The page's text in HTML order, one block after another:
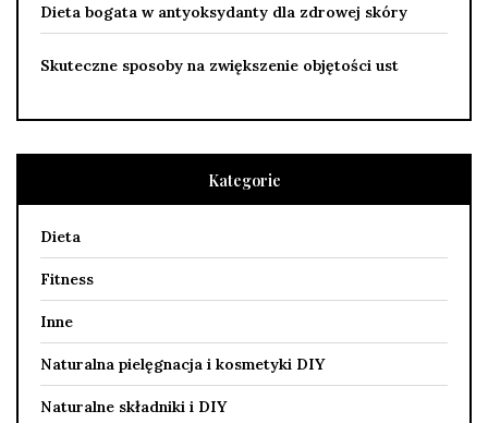
Dieta bogata w antyoksydanty dla zdrowej skóry
Skuteczne sposoby na zwiększenie objętości ust
Kategorie
Dieta
Fitness
Inne
Naturalna pielęgnacja i kosmetyki DIY
Naturalne składniki i DIY